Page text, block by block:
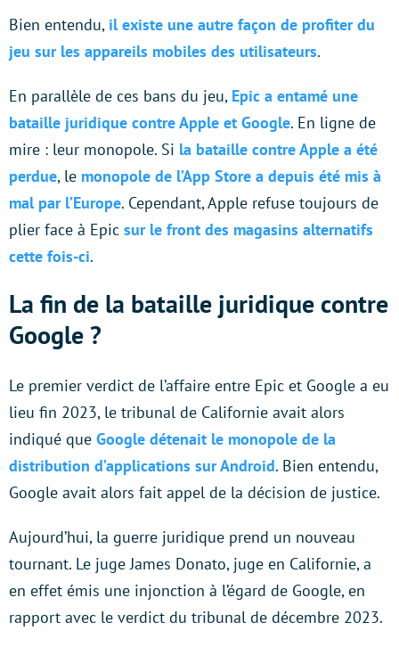
Bien entendu, il existe une autre façon de profiter du
jeu sur les appareils mobiles des utilisateurs.
En parallèle de ces bans du jeu, Epic a entamé une
bataille juridique contre Apple et Google. En ligne de
mire : leur monopole. Si la bataille contre Apple a été
perdue, le monopole de l’App Store a depuis été mis à
mal par l’Europe. Cependant, Apple refuse toujours de
plier face à Epic sur le front des magasins alternatifs
cette fois-ci.
La fin de la bataille juridique contre
Google ?
Le premier verdict de l’affaire entre Epic et Google a eu
lieu fin 2023, le tribunal de Californie avait alors
indiqué que Google détenait le monopole de la
distribution d’applications sur Android. Bien entendu,
Google avait alors fait appel de la décision de justice.
Aujourd’hui, la guerre juridique prend un nouveau
tournant. Le juge James Donato, juge en Californie, a
en effet émis une injonction à l’égard de Google, en
rapport avec le verdict du tribunal de décembre 2023.